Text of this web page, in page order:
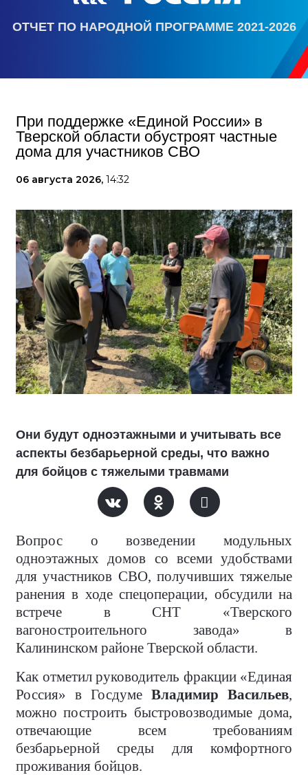
ОТЧЕТ ПО НАРОДНОЙ ПРОГРАММЕ 2021-2026
При поддержке «Единой России» в
Тверской области обустроят частные
дома для участников СВО
06 августа 2026, 14:32
Они будут одноэтажными и учитывать все
аспекты безбарьерной среды, что важно
для бойцов с тяжелыми травмами
Вопрос о возведении модульных
одноэтажных домов со всеми удобствами
для участников СВО, получивших тяжелые
ранения в ходе спецоперации, обсудили на
встрече в СНТ «Тверского
вагоностроительного завода» в
Калининском районе Тверской области.
Как отметил руководитель фракции «Единая
Россия» в Госдуме Владимир Васильев,
можно построить быстровозводимые дома,
отвечающие всем требованиям
безбарьерной среды для комфортного
проживания бойцов.